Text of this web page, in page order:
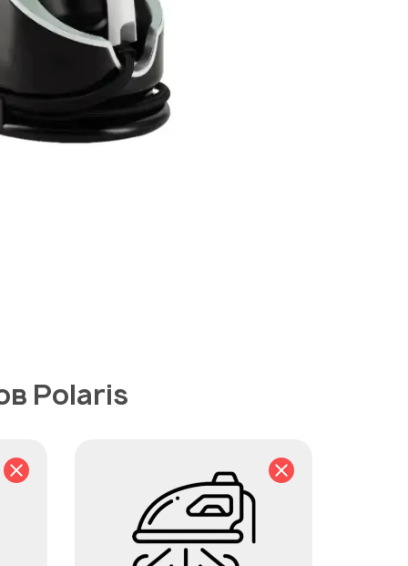
Polaris